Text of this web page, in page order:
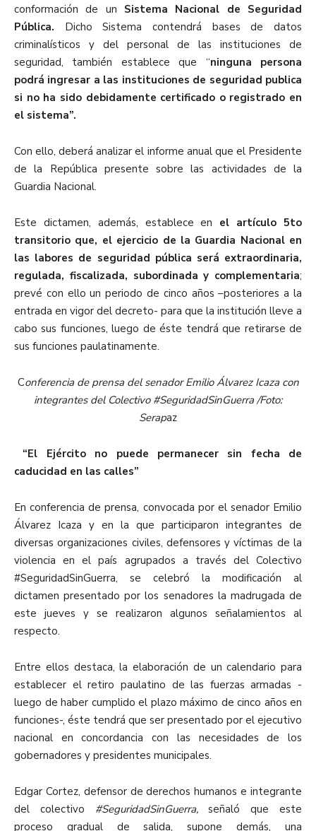
conformación de un Sistema Nacional de Seguridad
Pública. Dicho Sistema contendrá bases de datos
criminalísticos y del personal de las instituciones de
seguridad, también establece que “ninguna persona
podrá ingresar a las instituciones de seguridad publica
si no ha sido debidamente certificado o registrado en
el sistema”.
Con ello, deberá analizar el informe anual que el Presidente
de la República presente sobre las actividades de la
Guardia Nacional.
Este dictamen, además, establece en el artículo 5to
transitorio que, el ejercicio de la Guardia Nacional en
las labores de seguridad pública será extraordinaria,
regulada, fiscalizada, subordinada y complementaria;
prevé con ello un periodo de cinco años –posteriores a la
entrada en vigor del decreto- para que la institución lleve a
cabo sus funciones, luego de éste tendrá que retirarse de
sus funciones paulatinamente.
Conferencia de prensa del senador Emilio Álvarez Icaza con
integrantes del Colectivo #SeguridadSinGuerra /Foto:
Serapaz
“El Ejército no puede permanecer sin fecha de
caducidad en las calles”
En conferencia de prensa, convocada por el senador Emilio
Álvarez Icaza y en la que participaron integrantes de
diversas organizaciones civiles, defensores y víctimas de la
violencia en el país agrupados a través del Colectivo
#SeguridadSinGuerra, se celebró la modificación al
dictamen presentado por los senadores la madrugada de
este jueves y se realizaron algunos señalamientos al
respecto.
Entre ellos destaca, la elaboración de un calendario para
establecer el retiro paulatino de las fuerzas armadas -
luego de haber cumplido el plazo máximo de cinco años en
funciones-, éste tendrá que ser presentado por el ejecutivo
nacional en concordancia con las necesidades de los
gobernadores y presidentes municipales.
Edgar Cortez, defensor de derechos humanos e integrante
del colectivo #SeguridadSinGuerra,señaló que este
proceso gradual de salida, supone demás, una